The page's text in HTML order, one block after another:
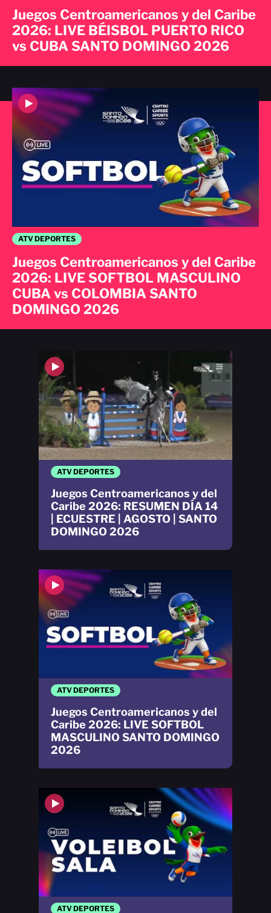
ATV DEPORTES
Juegos Centroamericanos y del Caribe
2026: LIVE SOFTBOL MASCULINO
CUBA vs COLOMBIA SANTO
DOMINGO 2026
Juegos Centroamericanos y del Caribe
2026: LIVE BÉISBOL PUERTO RICO
vs CUBA SANTO DOMINGO 2026
ATV DEPORTES
ATV DEPORTES
Juegos Centroamericanos y del
Caribe 2026: LIVE SOFTBOL
MASCULINO SANTO DOMINGO
2026
ATV DEPORTES
Juegos Centroamericanos y del
Caribe 2026: RESUMEN DÍA 14
| ECUESTRE | AGOSTO | SANTO
DOMINGO 2026